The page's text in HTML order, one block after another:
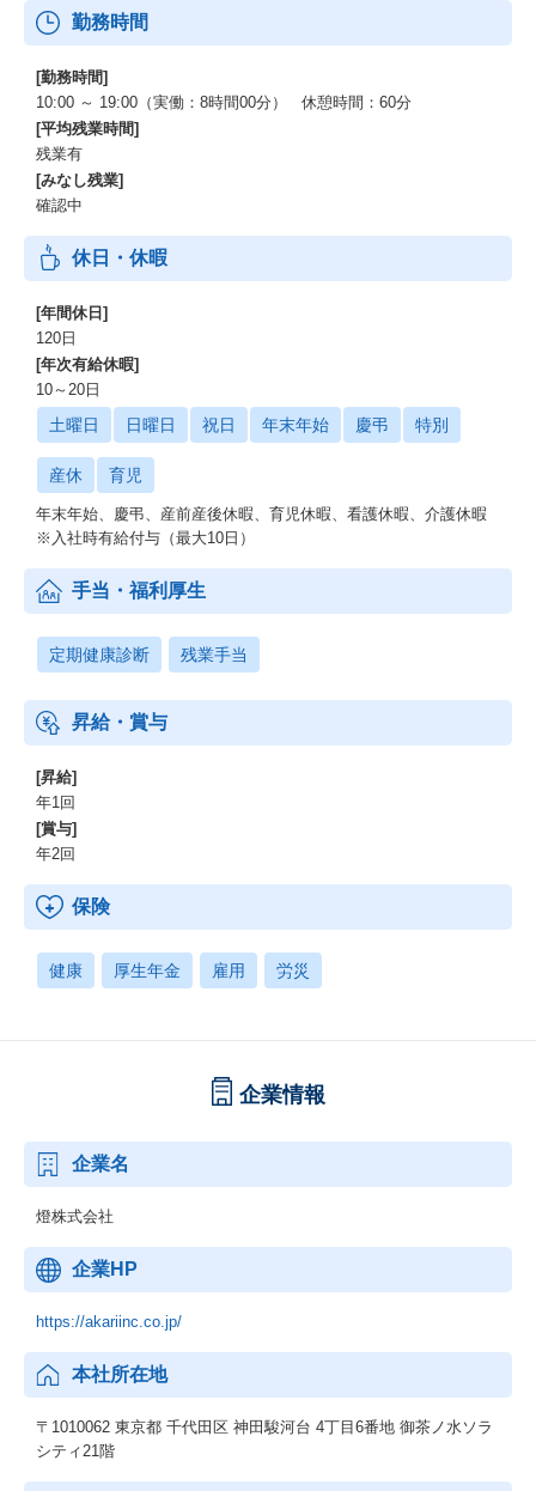
勤務時間
[勤務時間]
10:00 ～ 19:00（実働：8時間00分） 休憩時間：60分
[平均残業時間]
残業有
[みなし残業]
確認中
休日・休暇
[年間休日]
120日
[年次有給休暇]
10～20日
土曜日 日曜日 祝日 年末年始 慶弔 特別
産休 育児
年末年始、慶弔、産前産後休暇、育児休暇、看護休暇、介護休暇
※入社時有給付与（最大10日）
手当・福利厚生
定期健康診断 残業手当
昇給・賞与
[昇給]
年1回
[賞与]
年2回
保険
健康 厚生年金 雇用 労災
企業情報
企業名
燈株式会社
企業HP
https://akariinc.co.jp/
本社所在地
〒1010062 東京都 千代田区 神田駿河台 4丁目6番地 御茶ノ水ソラ
シティ21階